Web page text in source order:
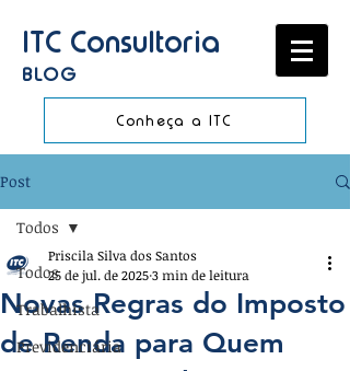
ITC Consultoria
BLOG
Conheça a ITC
Post
Todos
Trabalhista
Previdenciária
Todos
Novas Regras do Imposto
de Renda para Quem
Priscila Silva dos Santos
25 de jul. de 20253 min de leitura